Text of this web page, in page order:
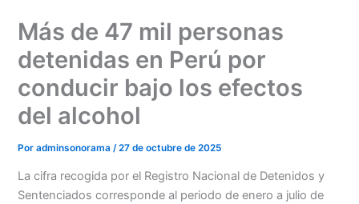
contenido
Más de 47 mil personas
detenidas en Perú por
conducir bajo los efectos
del alcohol
Poradminsonorama/27 de octubre de 2025
La cifra recogida por el Registro Nacional de Detenidos y
Sentenciados corresponde al periodo de enero a julio de